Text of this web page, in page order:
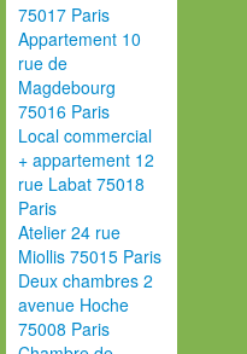
75017 Paris
Appartement 10
rue de
Magdebourg
75016 Paris
Local commercial
+ appartement 12
rue Labat 75018
Paris
Atelier 24 rue
Miollis 75015 Paris
Deux chambres 2
avenue Hoche
75008 Paris